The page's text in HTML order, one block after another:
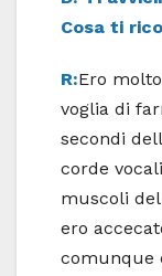
Cosa ti
R:Ero
voglia di
secondi
corde
muscoli
ero
comunque